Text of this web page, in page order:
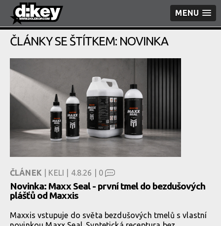
MENU
ČLÁNKY SE ŠTÍTKEM: NOVINKA
ČLÁNEK | KELI | 4.8.26 | 0
Novinka: Maxx Seal - první tmel do bezdušových
plášťů od Maxxis
Maxxis vstupuje do světa bezdušových tmelů s vlastní